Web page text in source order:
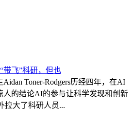
带飞”科研，但也
Toner-Rodgers历经四年，在AI
人的结论AI的参与让科学发现和创新
拉大了科研人员...